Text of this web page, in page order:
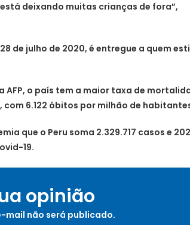
deixando muitas crianças de fora”,
de julho de 2020, é entregue a quem
AFP, o país tem a maior taxa de
com 6.122 óbitos por milhão de
que o Peru soma 2.329.717 casos e
19.
opinião
mail não será publicado.